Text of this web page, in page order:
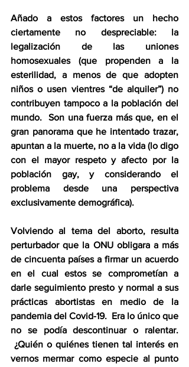
Añado a estos factores un hecho
ciertamente no despreciable: la
legalización de las uniones
homosexuales (que propenden a la
esterilidad, a menos de que adopten
niños o usen vientres “de alquiler”) no
contribuyen tampoco a la población del
mundo.  Son una fuerza más que, en el
gran panorama que he intentado trazar,
apuntan a la muerte, no a la vida (lo digo
con el mayor respeto y afecto por la
población gay, y considerando el
problema desde una perspectiva
exclusivamente demográfica).
Volviendo al tema del aborto, resulta
perturbador que la ONU obligara a más
de cincuenta países a firmar un acuerdo
en el cual estos se comprometían a
darle seguimiento presto y normal a sus
prácticas abortistas en medio de la
pandemia del Covid-19.  Era lo único que
no se podía descontinuar o ralentar.
¿Quién o quiénes tienen tal interés en
vernos mermar como especie al punto